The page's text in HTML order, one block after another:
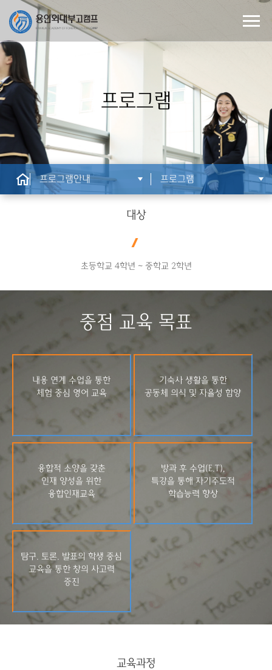
프로그램
프로그램안내 프로그램
대상
초등학교 4학년 ~ 중학교 2학년
중점 교육 목표
내용 연계 수업을 통한
체험 중심 영어 교육
기숙사 생활을 통한
공동체 의식 및 자율성 함양
융합적 소양을 갖춘
인재 양성을 위한
융합인재교육
방과 후 수업(E.T),
특강을 통해 자기주도적
학습능력 향상
탐구. 토론. 발표의 학생 중심
교육을 통한 창의 사고력
증진
교육과정